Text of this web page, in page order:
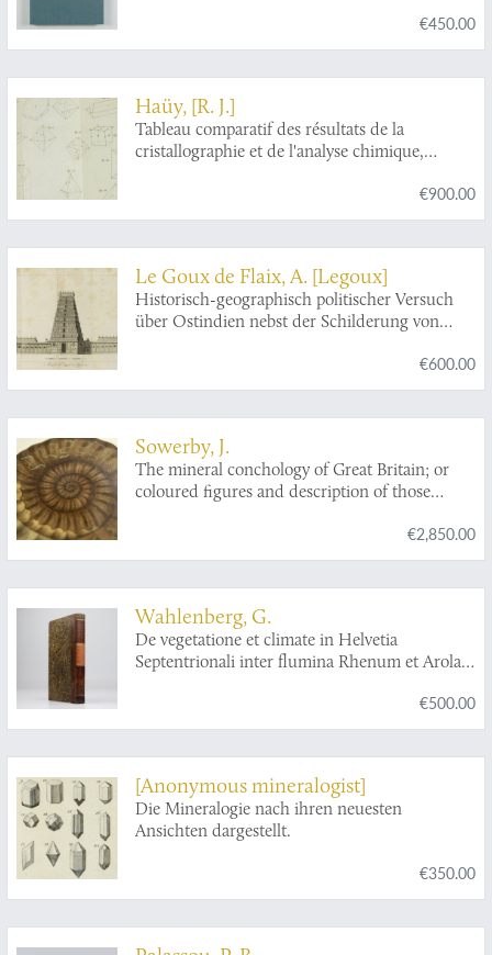
€450.00
Haüy, [R. J.]
Tableau comparatif des résultats de la
cristallographie et de l'analyse chimique,
€900.00
Le Goux de Flaix, A. [Legoux]
Historisch-geographisch politischer Versuch
über Ostindien nebst der Schilderung von
Noten, Anmerkungen und einer Vorrede von
E. A. W. v. Z[immermann].
€600.00
Sowerby, J.
The mineral conchology of Great Britain; or
coloured figures and description of those
have been preserved at various times and
depths in the Earth. Volumes I - II.
€2,850.00
Wahlenberg, G.
De vegetatione et climate in Helvetia
Septentrionali inter flumina Rhenum et Arolam
€500.00
[Anonymous mineralogist]
Die Mineralogie nach ihren neuesten
Ansichten dargestellt.
€350.00